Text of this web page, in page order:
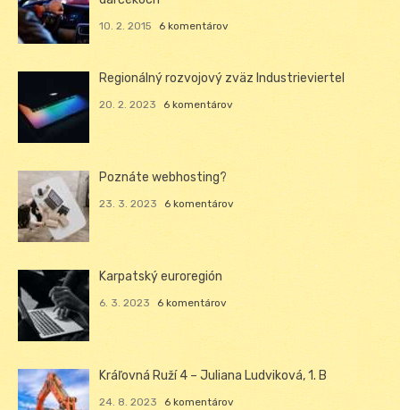
10. 2. 2015 6 komentárov
Regionálný rozvojový zväz Industrieviertel
20. 2. 2023 6 komentárov
Poznáte webhosting?
23. 3. 2023 6 komentárov
Karpatský euroregión
6. 3. 2023 6 komentárov
Kráľovná Ruží 4 – Juliana Ludviková, 1. B
24. 8. 2023 6 komentárov